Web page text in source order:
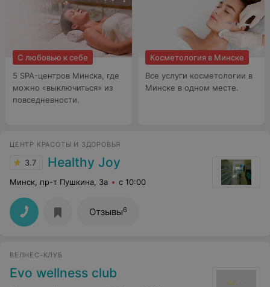
С любовью к себе
5 SPA-центров Минска, где
можно «выключиться» из
повседневности.
Косметология в Минске
Все услуги косметологии в
Минске в одном месте.
ЦЕНТР КРАСОТЫ И ЗДОРОВЬЯ
3.7 Healthy Joy
Минск, пр-т Пушкина, 3а с 10:00
Отзывы6
ВЕЛНЕС-КЛУБ
Evo wellness club